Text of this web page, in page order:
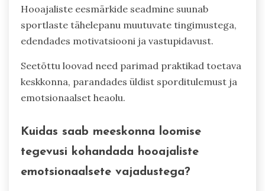
Hooajaliste eesmärkide seadmine suunab
sportlaste tähelepanu muutuvate tingimustega,
edendades motivatsiooni ja vastupidavust.
Seetõttu loovad need parimad praktikad toetava
keskkonna, parandades üldist sporditulemust ja
emotsionaalset heaolu.
Kuidas saab meeskonna loomise
tegevusi kohandada hooajaliste
emotsionaalsete vajadustega?